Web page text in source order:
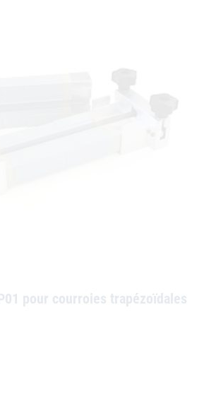
pour courroies trapézoïdales